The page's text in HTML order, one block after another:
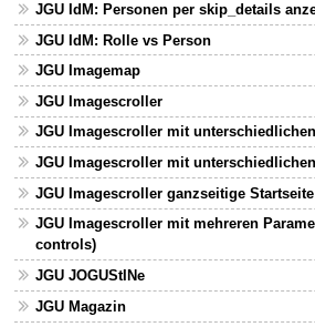
JGU IdM: Personen per skip_details
JGU IdM: Rolle vs Person
JGU Imagemap
JGU Imagescroller
JGU Imagescroller mit
JGU Imagescroller mit
JGU Imagescroller ganzseitige
JGU Imagescroller mit mehreren
controls)
JGU JOGUStINe
JGU Magazin